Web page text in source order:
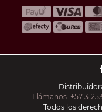
Llámanos: +57
Todos los